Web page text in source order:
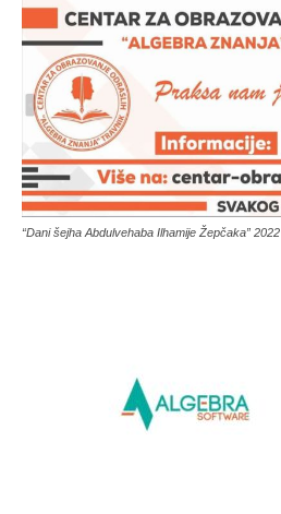
“Dani šejha Abdulvehaba Ilhamije Žepčaka” 2022